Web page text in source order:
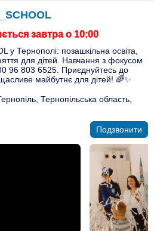
завтра о 10:00
у Тернополі: позашкільна освіта,
для дітей. Навчання з фокусом
96 803 6525. Приєднуйтесь до
майбутнє для дітей! 🌈✨
Тернопільська область,
Подзвонити